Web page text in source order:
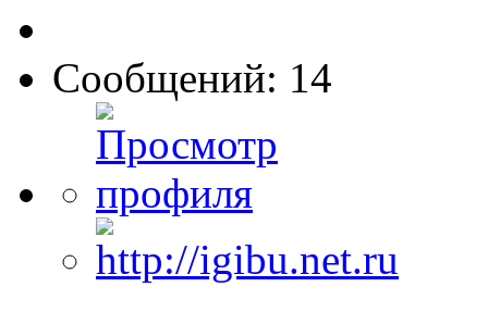
Сообщений: 14